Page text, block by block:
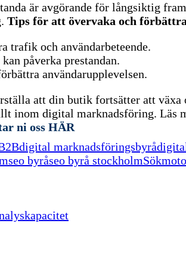
är avgörande för långsiktig
Tips för att övervaka och
trafik och användarbeteende.
påverka prestandan.
användarupplevelsen.
att din butik fortsätter att växa
inom digital marknadsföring. Läs
ni oss HÄR
digital marknadsföringsbyrå
seo byråseo byrå stockholm